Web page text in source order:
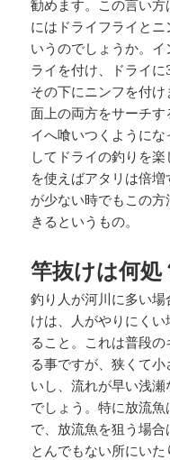
勧めます。この言い
にはドライフライと
いうのでしょうか。
ライを付け、ドライ
その下にニンフを付
面上の両方をサーチ
イへ喰いつくように
してドライの釣りを
を使えばアタリは倍
が少ない時でもこの
きるというもの。
竿抜けは何処
釣り人が河川に多い
けは、人がやりにく
ること。これは普段
る事ですが、狭くて
いし、流れが早い浅
でしょう。特に放流
で、放流魚を狙う場
とんでもない所にいた